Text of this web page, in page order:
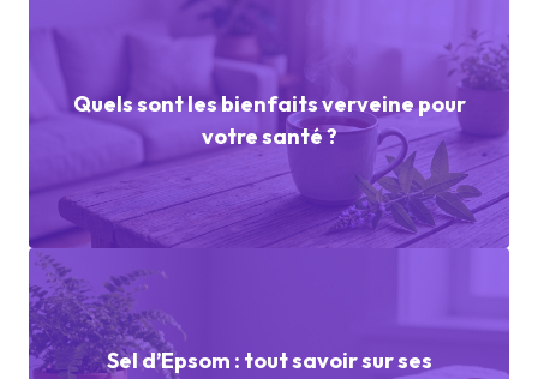
Quels sont les bienfaits verveine pour
votre santé ?
Sel d’Epsom : tout savoir sur ses